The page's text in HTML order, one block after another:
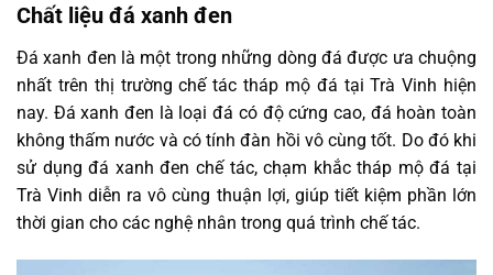
Chất liệu đá xanh đen
Đá xanh đen là một trong những dòng đá được ưa chuộng
nhất trên thị trường chế tác tháp mộ đá tại Trà Vinh hiện
nay. Đá xanh đen là loại đá có độ cứng cao, đá hoàn toàn
không thấm nước và có tính đàn hồi vô cùng tốt. Do đó khi
sử dụng đá xanh đen chế tác, chạm khắc tháp mộ đá tại
Trà Vinh diễn ra vô cùng thuận lợi, giúp tiết kiệm phần lớn
thời gian cho các nghệ nhân trong quá trình chế tác.